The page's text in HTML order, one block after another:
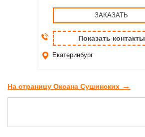
ЗАКАЗАТЬ
Показать контакты
Екатеринбург
На страницу Оксана Сушинских →